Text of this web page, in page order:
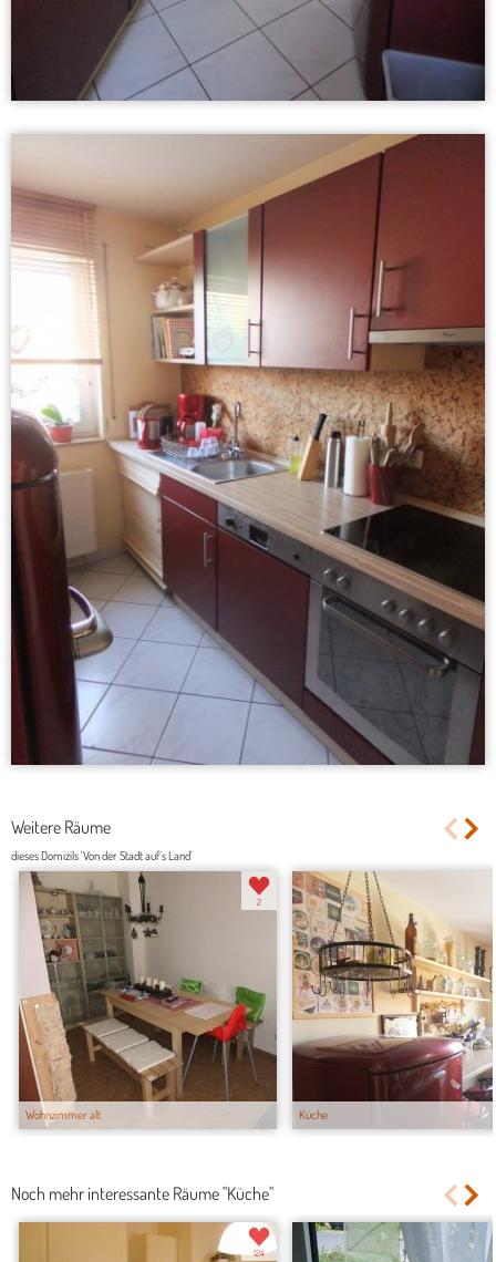
Weitere Räume
dieses Domizils 'Von der Stadt auf´s Land'
Wohnzimmer alt
2
Küche
Noch mehr interessante Räume "Küche"
124